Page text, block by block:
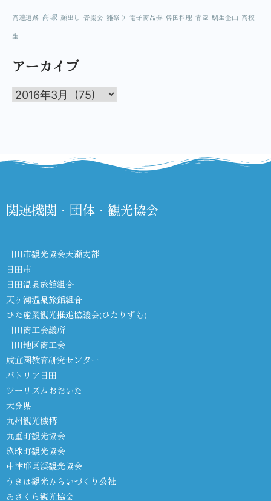
高速道路 高塚 顔出し 音楽会 雛祭り 電子商品券 韓国料理 青空 鯛生金山 高校
生
アーカイブ
関連機関・団体・観光協会
日田市観光協会天瀬支部
日田市
日田温泉旅館組合
天ヶ瀬温泉旅館組合
ひた産業観光推進協議会(ひたりずむ)
日田商工会議所
日田地区商工会
咸宜園教育研究センター
パトリア日田
ツーリズムおおいた
大分県
九州観光機構
九重町観光協会
玖珠町観光協会
中津耶馬渓観光協会
うきは観光みらいづくり公社
あさくら観光協会